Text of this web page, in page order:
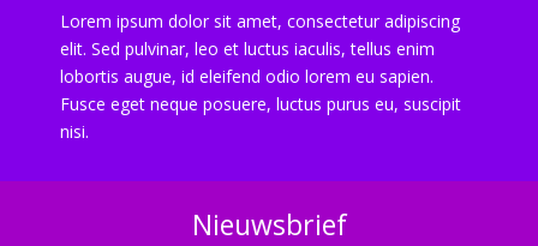
Lorem ipsum dolor sit amet, consectetur adipiscing
elit. Sed pulvinar, leo et luctus iaculis, tellus enim
lobortis augue, id eleifend odio lorem eu sapien.
Fusce eget neque posuere, luctus purus eu, suscipit
nisi.
Nieuwsbrief